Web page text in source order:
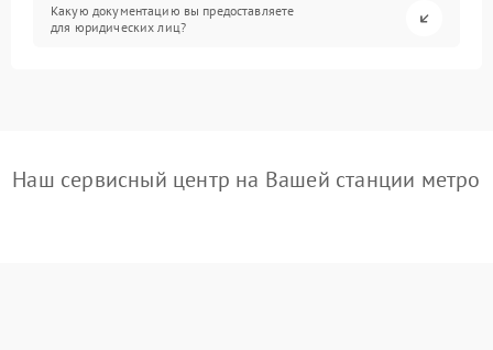
Какую документацию вы предоставляете
для юридических лиц?
Наш сервисный центр на Вашей станции метро